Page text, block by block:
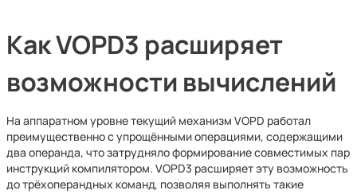
Как VOPD3 расширяет
возможности вычислений
На аппаратном уровне текущий механизм VOPD работал
преимущественно с упрощёнными операциями, содержащими
два операнда, что затрудняло формирование совместимых пар
инструкций компилятором. VOPD3 расширяет эту возможность
до трёхоперандных команд, позволяя выполнять такие